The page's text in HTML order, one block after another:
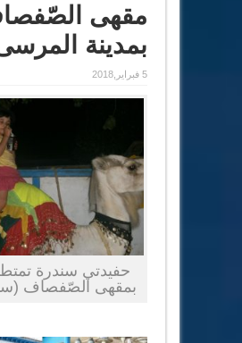
مقهى
بمدينة
5 فبراير,2018
حفيدتي سندرة
بمقهى الصّفصاف (سنة